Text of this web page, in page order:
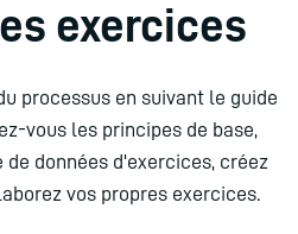
exercices
processus en suivant le guide
vous les principes de base,
de données d'exercices, créez
vos propres exercices.